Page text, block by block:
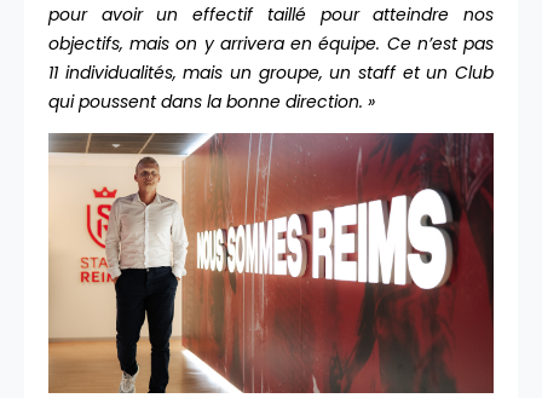
pour avoir un effectif taillé pour atteindre nos
objectifs, mais on y arrivera en équipe. Ce n’est pas
11 individualités, mais un groupe, un staff et un Club
qui poussent dans la bonne direction. »